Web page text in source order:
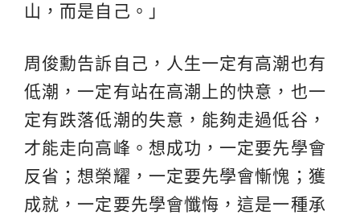
山，而是自己。」
周俊勳告訴自己，人生一定有高潮也有
低潮，一定有站在高潮上的快意，也一
定有跌落低潮的失意，能夠走過低谷，
才能走向高峰。想成功，一定要先學會
反省；想榮耀，一定要先學會慚愧；獲
成就，一定要先學會懺悔，這是一種承